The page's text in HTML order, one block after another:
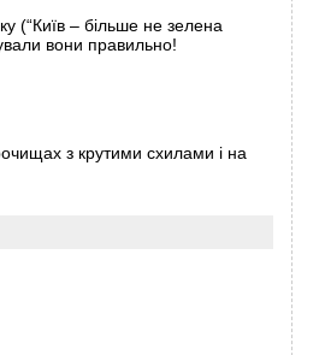
(“Київ – більше не зелена
вони правильно!
з крутими схилами і на